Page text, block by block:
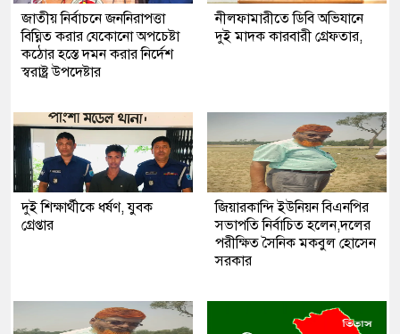
জাতীয় নির্বাচনে জননিরাপত্তা
বিঘ্নিত করার যেকোনো অপচেষ্টা
কঠোর হস্তে দমন করার নির্দেশ
স্বরাষ্ট্র উপদেষ্টার
নীলফামারীতে ডিবি অভিযানে
দুই মাদক কারবারী গ্রেফতার,
দুই শিক্ষার্থীকে ধর্ষণ, যুবক
গ্রেপ্তার
জিয়ারকান্দি ইউনিয়ন বিএনপির
সভাপতি নির্বাচিত হলেন,দলের
পরীক্ষিত সৈনিক মকবুল হোসেন
সরকার